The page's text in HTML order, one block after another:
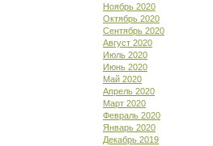
Ноябрь 2020
Октябрь 2020
Сентябрь 2020
Август 2020
Июль 2020
Июнь 2020
Май 2020
Апрель 2020
Март 2020
Февраль 2020
Январь 2020
Декабрь 2019